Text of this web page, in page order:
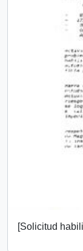
[Solicitud